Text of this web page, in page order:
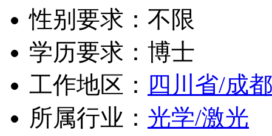
性别要求：不限
学历要求：博士
工作地区： 四川省/成
所属行业： 光学/激光